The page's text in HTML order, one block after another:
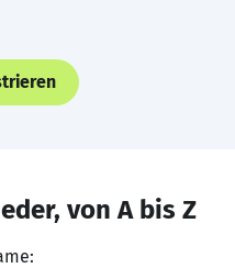
von A bis Z